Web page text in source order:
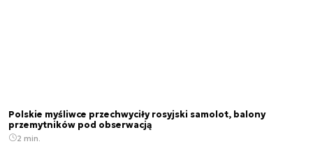
Polskie myśliwce przechwyciły rosyjski samolot, balony
przemytników pod obserwacją
2 min.